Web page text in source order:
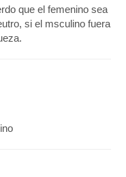
que el femenino sea
si el msculino fuera